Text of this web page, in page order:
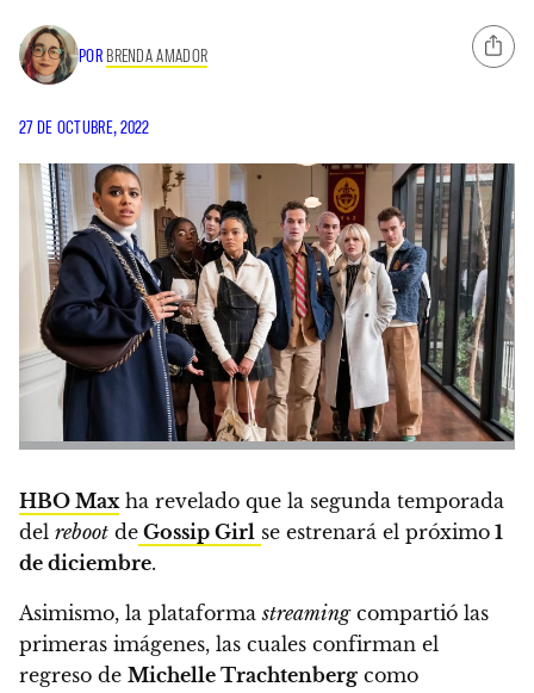
POR BRENDA AMADOR
27 DE OCTUBRE, 2022
HBO Maxha revelado que la segunda temporada
del reboot de Gossip Girl se estrenará el próximo 1
de diciembre.
Asimismo, la plataformastreamingcompartió las
primeras imágenes, las cuales confirman el
regreso de Michelle Trachtenberg como